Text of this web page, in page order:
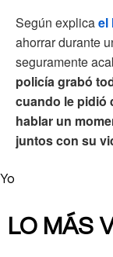
Según explicael
ahorrar durante
seguramente
policía grabó
cuando le pidió
hablar un
juntos con su
Yo
LO MÁS